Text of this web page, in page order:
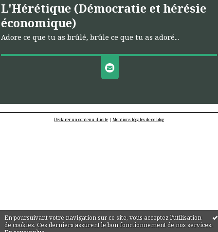
En poursuivant votre navigation sur ce site, vous acceptez l'utilisation
de cookies. Ces derniers assurent le bon fonctionnement de nos services.
L'Hérétique (Démocratie et hérésie
économique)
Adore ce que tu as brûlé, brûle ce que tu as adoré...
Déclarer un contenu illicite | Mentions légales de ce blog